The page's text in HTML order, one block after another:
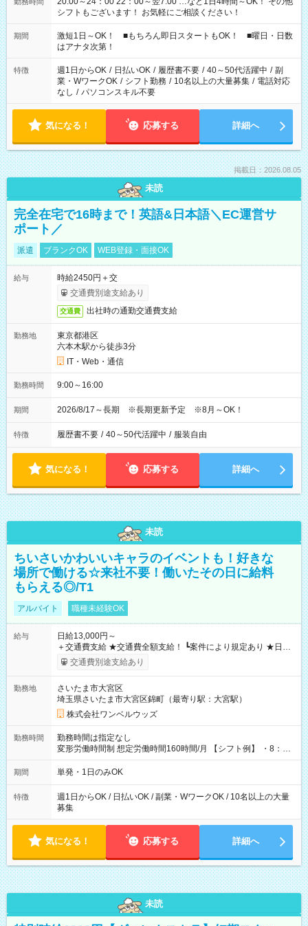
シフトもございます！ お気軽にご相談ください！
期間
激短1日～OK！ ■もちろん即日スタートもOK！ ■曜日・日数
はアナタ次第！
特徴 週1日からOK / 日払いOK / 履歴書不要 / 40～50代活躍中 / 副
業・WワークOK / シフト勤務 / 10名以上の大量募集 / 電話対応
なし / パソコンスキル不要
気になる！ 応募する 詳細へ
掲載日：2026.08.05
未読
完全在宅で16時まで！英語&日本語＼EC運営サ
ポート／
派遣 ブランクOK WEB登録・面接OK
給与
時給2450円＋交
交通費別途支給あり
交通費 出社時の通勤交通費支給
勤務地
東京都港区
六本木駅から徒歩3分
IT・Web・通信
勤務時間 9:00～16:00
期間 2026/8/17～長期 ※長期更新予定 ※8月～OK！
特徴 履歴書不要 / 40～50代活躍中 / 服装自由
気になる！ 応募する 詳細へ
未読
ちいさいかわいいキャラのイベントも！好きな
場所で働ける☆来社不要！働いたその日に給料
もらえる◎/T1
アルバイト 職種未経験OK
給与
日給13,000円～
＋交通費支給 ★交通費全額支給！ ┗案件により規定あり ★日払
いOK！（規定あり） ┗働いたその日に現金GET♪ お仕事後はコ
ンビニATMから 日払い分を引き落とせます！ 【試用期間】試
交通費別途支給あり
勤務地
さいたま市大宮区
埼玉県さいたま市大宮区錦町（最寄り駅：大宮駅）
株式会社ワンベルウッズ
勤務時間
勤務時間は指定なし
変形労働時間制 想定労働時間160時間/月 【シフト例】 ・8：00
～21：00
期間 単発・1日のみOK
特徴
週1日からOK / 日払いOK / 副業・WワークOK / 10名以上の大量
募集
気になる！ 応募する 詳細へ
未読